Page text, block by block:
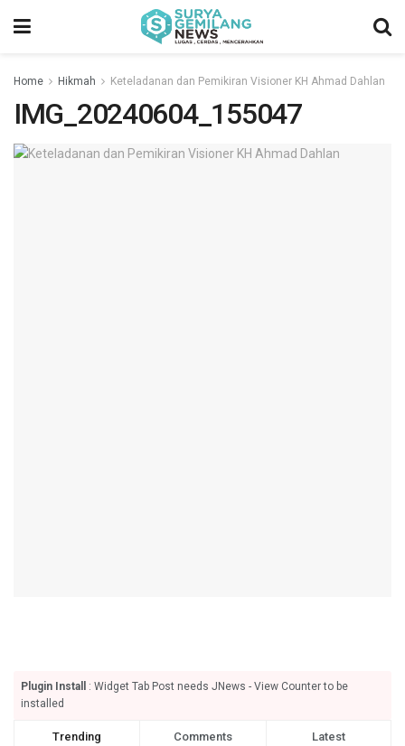
Home Hikmah Keteladanan dan Pemikiran Visioner KH Ahmad Dahlan
IMG_20240604_155047
Plugin Install
: Widget Tab Post needs JNews - View Counter to be
installed
Trending Comments Latest